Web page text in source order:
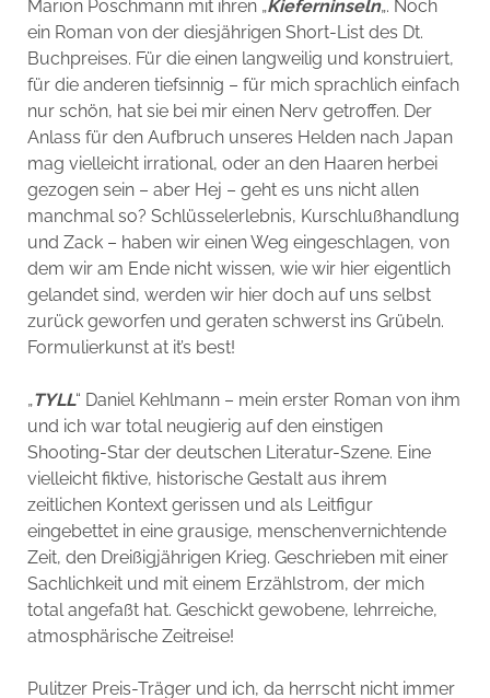
Marion Poschmann mit ihren „Kieferninseln„. Noch
ein Roman von der diesjährigen Short-List des Dt.
Buchpreises. Für die einen langweilig und konstruiert,
für die anderen tiefsinnig – für mich sprachlich einfach
nur schön, hat sie bei mir einen Nerv getroffen. Der
Anlass für den Aufbruch unseres Helden nach Japan
mag vielleicht irrational, oder an den Haaren herbei
gezogen sein – aber Hej – geht es uns nicht allen
manchmal so? Schlüsselerlebnis, Kurschlußhandlung
und Zack – haben wir einen Weg eingeschlagen, von
dem wir am Ende nicht wissen, wie wir hier eigentlich
gelandet sind, werden wir hier doch auf uns selbst
zurück geworfen und geraten schwerst ins Grübeln.
Formulierkunst at it’s best!
„TYLL“ Daniel Kehlmann – mein erster Roman von ihm
und ich war total neugierig auf den einstigen
Shooting-Star der deutschen Literatur-Szene. Eine
vielleicht fiktive, historische Gestalt aus ihrem
zeitlichen Kontext gerissen und als Leitfigur
eingebettet in eine grausige, menschenvernichtende
Zeit, den Dreißigjährigen Krieg. Geschrieben mit einer
Sachlichkeit und mit einem Erzählstrom, der mich
total angefaßt hat. Geschickt gewobene, lehrreiche,
atmosphärische Zeitreise!
Pulitzer Preis-Träger und ich, da herrscht nicht immer